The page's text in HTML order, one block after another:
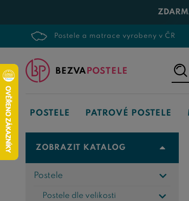
Postele a matrace vyrobeny v ČR
co
POSTELE PATROVÉ POSTELE
ZOBRAZIT KATALOG
Postele
Postele dle velikosti